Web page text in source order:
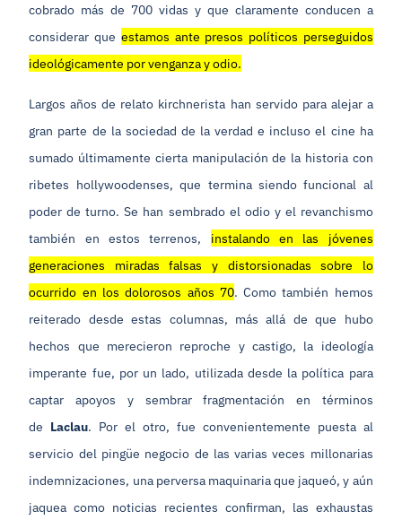
cobrado más de 700 vidas y que claramente conducen a
considerar que estamos ante presos políticos perseguidos
ideológicamente por venganza y odio.
Largos años de relato kirchnerista han servido para alejar a
gran parte de la sociedad de la verdad e incluso el cine ha
sumado últimamente cierta manipulación de la historia con
ribetes hollywoodenses, que termina siendo funcional al
poder de turno. Se han sembrado el odio y el revanchismo
también en estos terrenos, instalando en las jóvenes
generaciones miradas falsas y distorsionadas sobre lo
ocurrido en los dolorosos años 70. Como también hemos
reiterado desde estas columnas, más allá de que hubo
hechos que merecieron reproche y castigo, la ideología
imperante fue, por un lado, utilizada desde la política para
captar apoyos y sembrar fragmentación en términos
de Laclau. Por el otro, fue convenientemente puesta al
servicio del pingüe negocio de las varias veces millonarias
indemnizaciones, una perversa maquinaria que jaqueó, y aún
jaquea como noticias recientes confirman, las exhaustas